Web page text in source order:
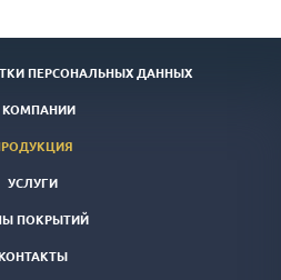
ПЕРСОНАЛЬНЫХ ДАННЫХ
УСЛУГИ
ПОКРЫТИЙ